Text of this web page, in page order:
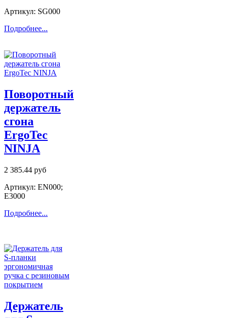
Артикул: SG000
Подробнее...
Поворотный
держатель
сгона
ErgoTec
NINJA
2 385.44 руб
Артикул: EN000;
E3000
Подробнее...
Держатель